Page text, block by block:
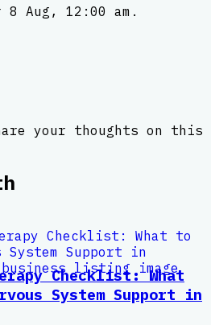
Aug, 12:00 am.
your thoughts on this
Checklist: What
System Support in